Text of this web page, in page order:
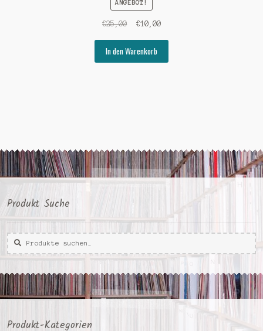
ANGEBOT!
€25,00
Ursprünglicher
war:
€25,00
€10,00Aktueller
€10,00.
In den Warenkorb
Produkt Suche
Suche
nach:
Suche
Produkt-Kategorien